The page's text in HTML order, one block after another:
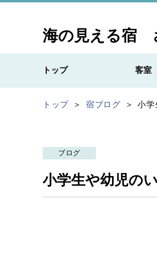
海の見える宿
トップ 客室
トップ 宿ブログ 小学
ブログ
小学生や幼児の